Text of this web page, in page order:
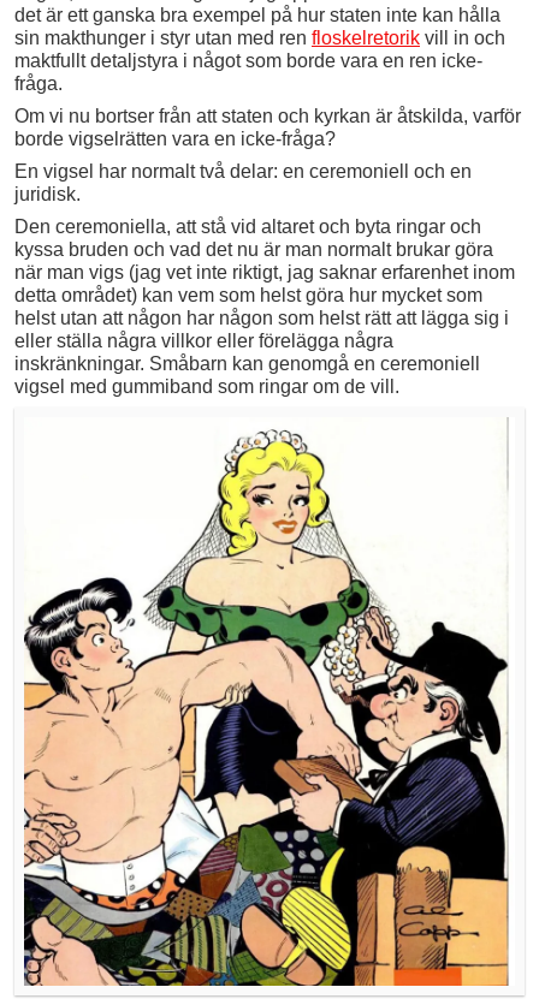
det är ett ganska bra exempel på hur staten inte kan hålla
sin makthunger i styr utan med ren floskelretorik vill in och
maktfullt detaljstyra i något som borde vara en ren icke-
fråga.
Om vi nu bortser från att staten och kyrkan är åtskilda, varför
borde vigselrätten vara en icke-fråga?
En vigsel har normalt två delar: en ceremoniell och en
juridisk.
Den ceremoniella, att stå vid altaret och byta ringar och
kyssa bruden och vad det nu är man normalt brukar göra
när man vigs (jag vet inte riktigt, jag saknar erfarenhet inom
detta området) kan vem som helst göra hur mycket som
helst utan att någon har någon som helst rätt att lägga sig i
eller ställa några villkor eller förelägga några
inskränkningar. Småbarn kan genomgå en ceremoniell
vigsel med gummiband som ringar om de vill.